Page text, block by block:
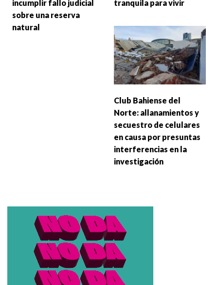
incumplir fallo judicial
sobre una reserva
natural
tranquila para vivir
Club Bahiense del
Norte: allanamientos y
secuestro de celulares
en causa por presuntas
interferencias en la
investigación